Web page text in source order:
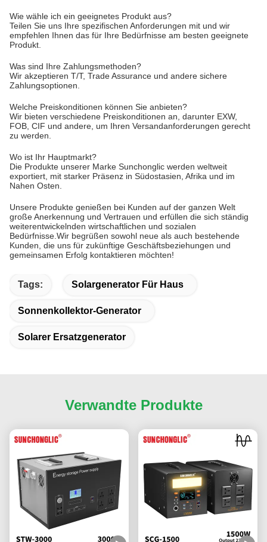
Wie wähle ich ein geeignetes Produkt aus?
Teilen Sie uns Ihre spezifischen Anforderungen mit und wir
empfehlen Ihnen das für Ihre Bedürfnisse am besten geeignete
Produkt.
Was sind Ihre Zahlungsmethoden?
Wir akzeptieren T/T, Trade Assurance und andere sichere
Zahlungsoptionen.
Welche Preiskonditionen können Sie anbieten?
Wir bieten verschiedene Preiskonditionen an, darunter EXW,
FOB, CIF und andere, um Ihren Versandanforderungen gerecht
zu werden.
Wo ist Ihr Hauptmarkt?
Die Produkte unserer Marke Sunchonglic werden weltweit
exportiert, mit starker Präsenz in Südostasien, Afrika und im
Nahen Osten.
Unsere Produkte genießen bei Kunden auf der ganzen Welt
große Anerkennung und Vertrauen und erfüllen die sich ständig
weiterentwickelnden wirtschaftlichen und sozialen
Bedürfnisse. Wir begrüßen sowohl neue als auch bestehende
Kunden, die uns für zukünftige Geschäftsbeziehungen und
gemeinsamen Erfolg kontaktieren möchten!
Tags: Solargenerator Für Haus
Sonnenkollektor-Generator
Solarer Ersatzgenerator
Verwandte Produkte